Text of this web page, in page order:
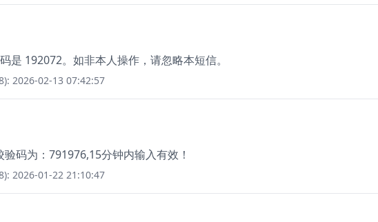
是 192072。如非本人操作，请忽略本短信。
2026-02-13 07:42:57
验码为：791976,15分钟内输入有效！
2026-01-22 21:10:47